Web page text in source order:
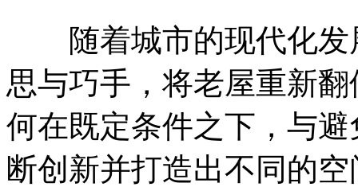
随着城市的现代化发
思与巧手，将老屋重新
何在既定条件之下，与
断创新并打造出不同的